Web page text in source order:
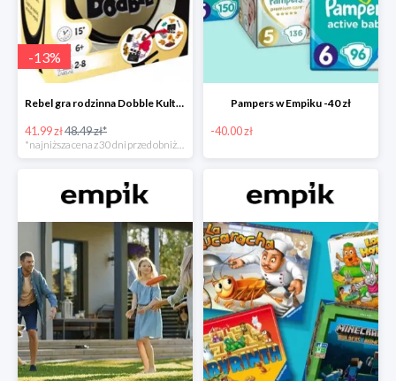
-13%
Rebel gra rodzinna Dobble Kultura w super cenie w Empiku Premium
41.99 zł48.49 zł*
Pampers w Empiku -40 zł
-40.00 zł